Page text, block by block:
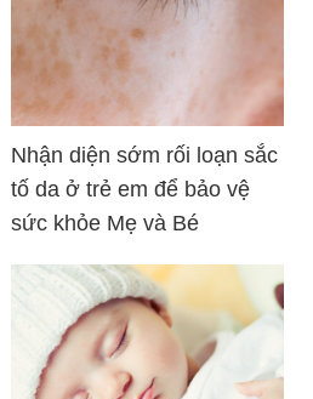
Nhận diện sớm rối loạn sắc
tố da ở trẻ em để bảo vệ
sức khỏe Mẹ và Bé